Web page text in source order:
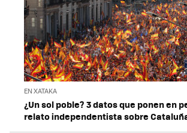
EN XATAKA
¿Un sol poble? 3 datos que ponen en
relato independentista sobre